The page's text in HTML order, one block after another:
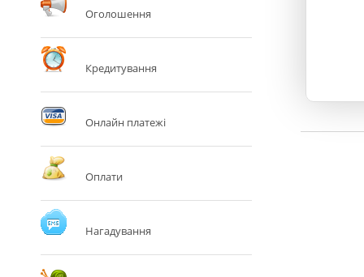
Оголошення
Кредитування
Онлайн платежі
Оплати
Нагадування